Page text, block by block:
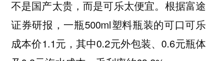
不是国产太贵，而是可乐太便宜。根据富途
证券研报，一瓶500ml塑料瓶装的可口可乐
成本价1.1元，其中0.2元外包装、0.6元瓶体